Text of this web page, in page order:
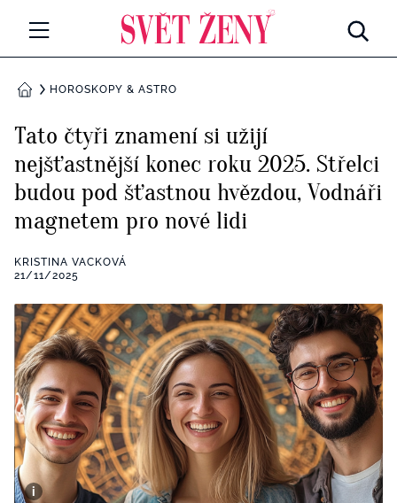
Všechny kategorie
Rozhovory
RETROHUBKY
PSYCHOLOGIE
Seberozvoj
ZDRAVÍ
Životní styl
ZÁBAVA
Všechny kategorie
Testy a kvízy
BYDLENÍ
Všechny kategorie
Tvoření
Rady a tipy
BurdaMedia
Extra
SVĚT ŽENY - 599 KČ
ROČNÍ PŘEDPLATNÉ SVĚT ŽENY +
SADA PRODUKTŮ MANA (10 ks)
DOMŮHOROSKOPY & ASTRO
Tato čtyři znamení si užijí
nejšťastnější konec roku 2025. Střelci
budou pod šťastnou hvězdou, Vodnáři
magnetem pro nové lidi
KRISTINA VACKOVÁ
21/11/2025